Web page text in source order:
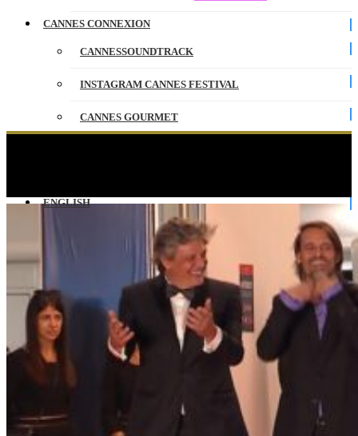
CANNES CONNEXION
CANNESSOUNDTRACK
INSTAGRAM CANNES FESTIVAL
CANNES GOURMET
ENGLISH